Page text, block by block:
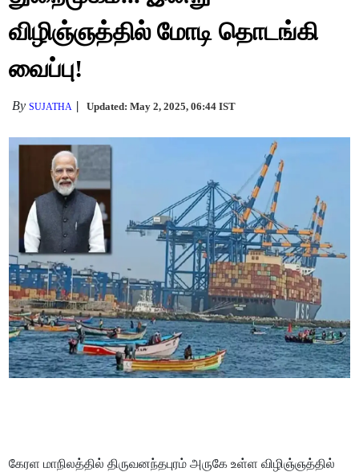
விழிஞ்ஞத்தில் மோடி தொடங்கி
வைப்பு!
BySUJATHA Updated: May 2, 2025, 06:44 IST
கேரள மாநிலத்தில் திருவனந்தபுரம் அருகே உள்ள விழிஞ்ஞத்தில்